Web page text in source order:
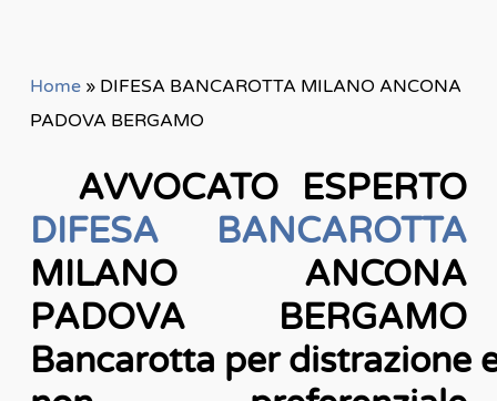
Home» DIFESA BANCAROTTA MILANO ANCONA
PADOVA BERGAMO
AVVOCATO ESPERTO
DIFESA BANCAROTTA
MILANO ANCONA
PADOVA BERGAMO
Bancarotta per distrazione